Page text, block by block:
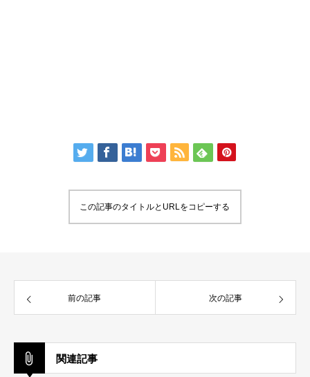
この記事のタイトルとURLをコピーする
前の記事 次の記事
関連記事